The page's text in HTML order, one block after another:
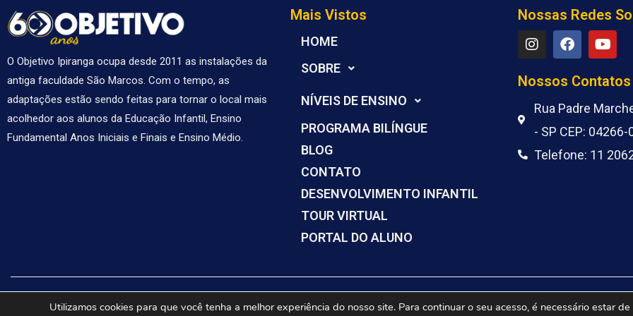
O Objetivo Ipiranga ocupa desde 2011 as instalações da
antiga faculdade São Marcos. Com o tempo, as
adaptações estão sendo feitas para tornar o local mais
acolhedor aos alunos da Educação Infantil, Ensino
Fundamental Anos Iniciais e Finais e Ensino Médio.
Mais Vistos
HOME
SOBRE
NÍVEIS DE ENSINO
PROGRAMA BILÍNGUE
BLOG
CONTATO
DESENVOLVIMENTO INFANTIL
TOUR VIRTUAL
PORTAL DO ALUNO
Nossas Redes
I
n
s
t
a
g
a
m
F
a
c
e
b
o
k
Y
o
u
t
u
b
Nossos Contatos
Rua Padre
- SP CEP: 04266-
Telefone: 11
© Colégio Objetivo Ipiranga | Powered by ingrevallo.net
Utilizamos cookies para que você tenha a melhor experiência do nosso site. Para continuar o seu acesso, é necessário estar